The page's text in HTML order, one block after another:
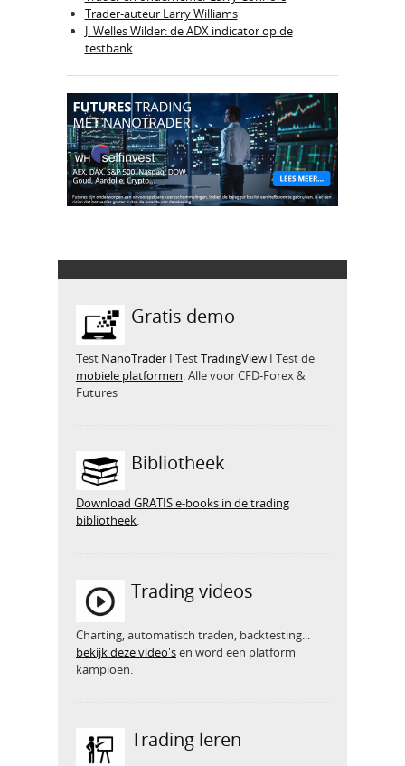
Trader-auteur Larry Williams
J. Welles Wilder: de ADX indicator op de
testbank
Gratis demo
Test NanoTrader I TestTradingView I Test de
mobiele platformen. Alle voor CFD-Forex &
Futures
Bibliotheek
Download GRATIS e-books in de trading
bibliotheek.
Trading videos
Charting, automatisch traden, backtesting...
bekijk deze video'sen word een platform
kampioen.
Trading leren